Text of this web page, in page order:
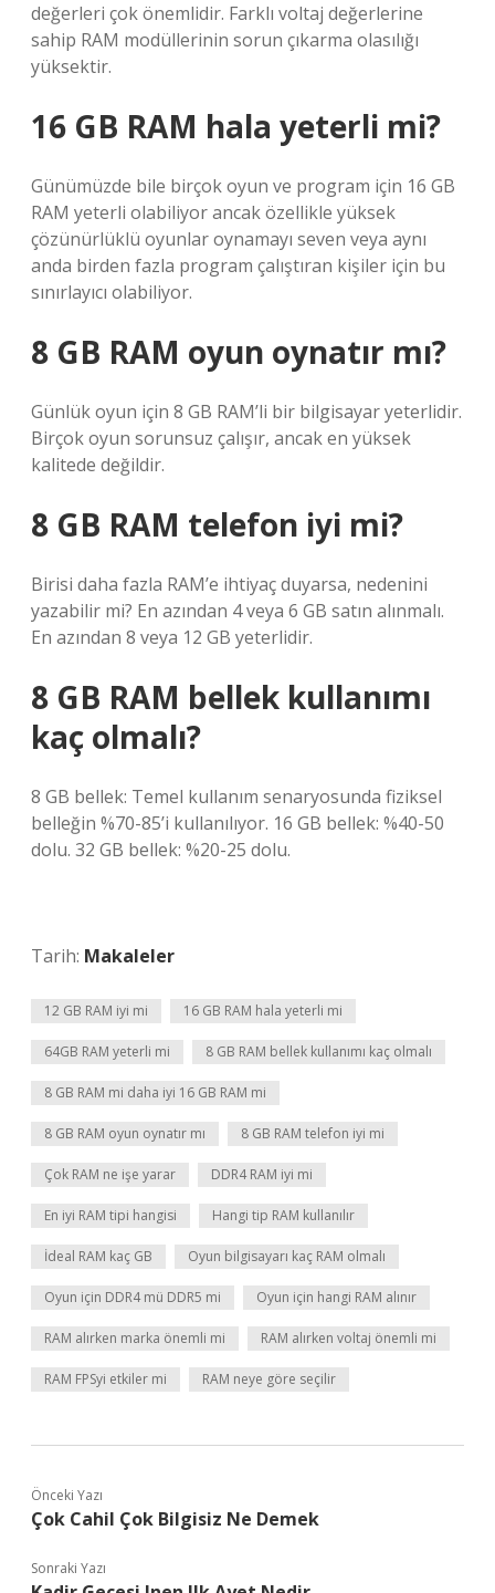
değerleri çok önemlidir. Farklı voltaj değerlerine
sahip RAM modüllerinin sorun çıkarma olasılığı
yüksektir.
16 GB RAM hala yeterli mi?
Günümüzde bile birçok oyun ve program için 16 GB
RAM yeterli olabiliyor ancak özellikle yüksek
çözünürlüklü oyunlar oynamayı seven veya aynı
anda birden fazla program çalıştıran kişiler için bu
sınırlayıcı olabiliyor.
8 GB RAM oyun oynatır mı?
Günlük oyun için 8 GB RAM’li bir bilgisayar yeterlidir.
Birçok oyun sorunsuz çalışır, ancak en yüksek
kalitede değildir.
8 GB RAM telefon iyi mi?
Birisi daha fazla RAM’e ihtiyaç duyarsa, nedenini
yazabilir mi? En azından 4 veya 6 GB satın alınmalı.
En azından 8 veya 12 GB yeterlidir.
8 GB RAM bellek kullanımı
kaç olmalı?
8 GB bellek: Temel kullanım senaryosunda fiziksel
belleğin %70-85’i kullanılıyor. 16 GB bellek: %40-50
dolu. 32 GB bellek: %20-25 dolu.
Tarih: Makaleler
12 GB RAM iyi mi 16 GB RAM hala yeterli mi
64GB RAM yeterli mi 8 GB RAM bellek kullanımı kaç olmalı
8 GB RAM mi daha iyi 16 GB RAM mi
8 GB RAM oyun oynatır mı 8 GB RAM telefon iyi mi
Çok RAM ne işe yarar DDR4 RAM iyi mi
En iyi RAM tipi hangisi Hangi tip RAM kullanılır
İdeal RAM kaç GB Oyun bilgisayarı kaç RAM olmalı
Oyun için DDR4 mü DDR5 mi Oyun için hangi RAM alınır
RAM alırken marka önemli mi RAM alırken voltaj önemli mi
RAM FPSyi etkiler mi RAM neye göre seçilir
Önceki Yazı
Çok Cahil Çok Bilgisiz Ne Demek
Sonraki Yazı